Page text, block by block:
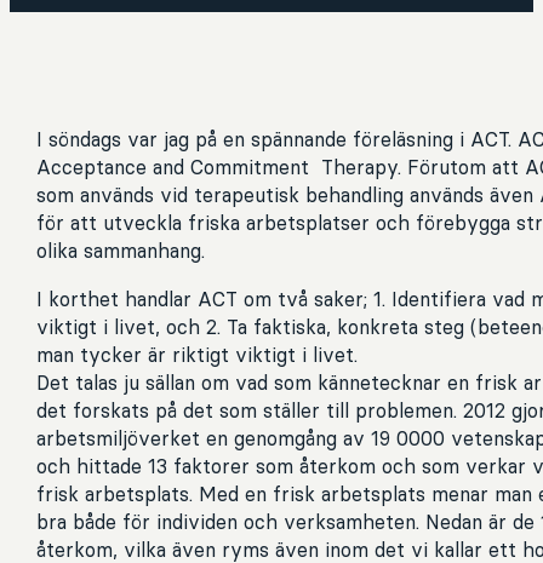
I söndags var jag på en spännande föreläsning i ACT.
Acceptance and Commitment ­ Therapy. Förutom att
som används vid terapeutisk behandling används
för att utveckla friska arbetsplatser och förebygga
olika sammanhang.
I korthet handlar ACT om två saker; 1. Identifiera vad
viktigt i livet, och 2. Ta faktiska, konkreta steg
man tycker är riktigt viktigt i livet.
Det talas ju sällan om vad som kännetecknar en frisk
det forskats på det som ställer till problemen. 2012
arbetsmiljöverket en genomgång av 19 0000
och hittade 13 faktorer som återkom och som verkar
frisk arbetsplats. Med en frisk arbetsplats menar man
bra både för individen och verksamheten. Nedan är
återkom, vilka även ryms även inom det vi kallar ett